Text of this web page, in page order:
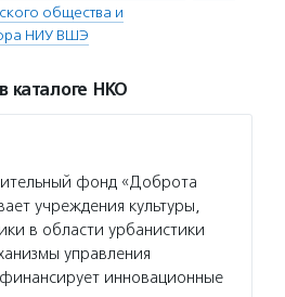
общества и
НИУ ВШЭ
каталоге НКО
фонд «Доброта
учреждения культуры,
в области урбанистики
управления
инновационные